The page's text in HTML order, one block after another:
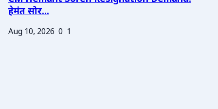
हेमंत सोर...
Aug 10, 2026 0 1